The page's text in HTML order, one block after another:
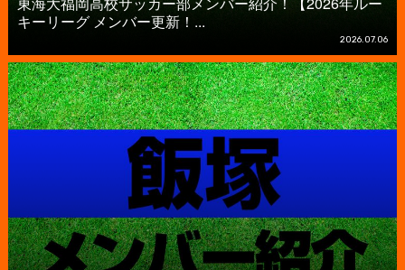
キーリーグ メンバー更新！...
2026.07.06